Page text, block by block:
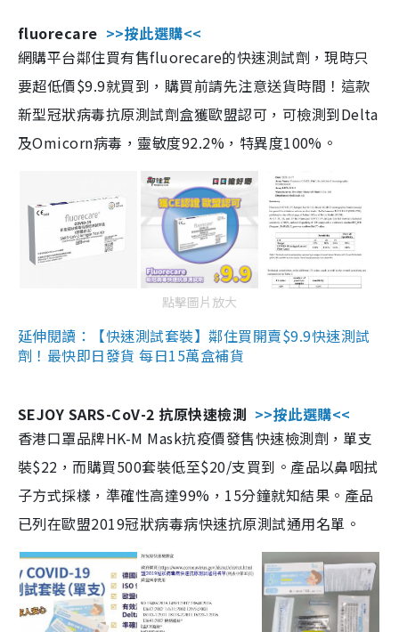
fluorecare >>按此選購<<
網購平台鄰住買有售fluorecare的快速測試劑，現時只
要超低價$9.9就買到，購買前請先注意送貨時間！這款
新型冠狀病毒抗原測試劑盒獲歐盟認可，可檢測到Delta
及Omicorn病毒，靈敏度92.2%，特異度100%。
點擊圖片放大
延伸閱讀：【快速測試套裝】鄰住買開賣$9.9快速測試
劑！最快即日發貨 每日15萬盒補貨
SEJOY SARS-CoV-2 抗原快速檢測 >>按此選購<<
香港口罩品牌HK-M Mask抗疫價發售快速檢測劑，單支
裝$22，而購買500套裝低至$20/支買到。產品以鼻咽拭
子方式採樣，準確性高達99%，15分鐘就知結果。產品
已列在歐盟2019冠狀病毒病快速抗原測試通用名單。